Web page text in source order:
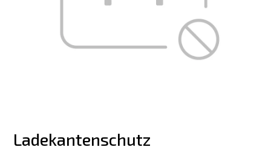
Ladekantenschutz